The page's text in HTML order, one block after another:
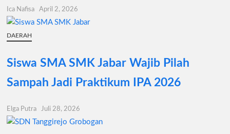
Ica Nafisa April 2, 2026
DAERAH
Siswa SMA SMK Jabar Wajib Pilah
Sampah Jadi Praktikum IPA 2026
Elga Putra Juli 28, 2026